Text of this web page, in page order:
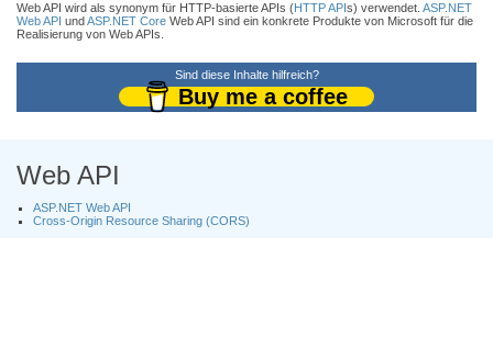
Web API wird als synonym für HTTP-basierte APIs (HTTP APIs) verwendet. ASP.NET
Web API undASP.NET Core Web API sind ein konkrete Produkte von Microsoft für die
Realisierung von Web APIs.
Sind diese Inhalte hilfreich?
Buy me a coffee
Web API
ASP.NET Web API
Cross-Origin Resource Sharing (CORS)